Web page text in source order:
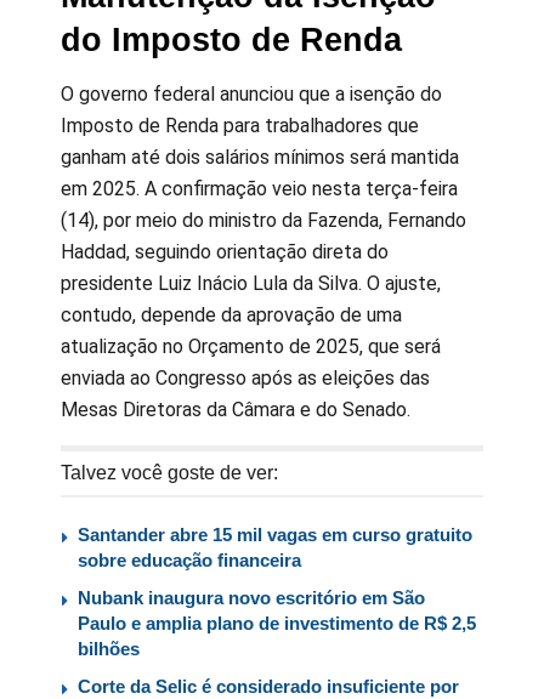
do Imposto de Renda
O governo federal anunciou que a isenção do
Imposto de Renda para trabalhadores que
ganham até dois salários mínimos será mantida
em 2025. A confirmação veio nesta terça-feira
(14), por meio do ministro da Fazenda, Fernando
Haddad, seguindo orientação direta do
presidente Luiz Inácio Lula da Silva. O ajuste,
contudo, depende da aprovação de uma
atualização no Orçamento de 2025, que será
enviada ao Congresso após as eleições das
Mesas Diretoras da Câmara e do Senado.
Talvez você goste de ver:
Santander abre 15 mil vagas em curso gratuito
sobre educação financeira
Nubank inaugura novo escritório em São
Paulo e amplia plano de investimento de R$ 2,5
bilhões
Corte da Selic é considerado insuficiente por